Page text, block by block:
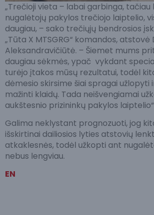
„Trečioji vieta – labai garbinga, tačiau
nugalėtojų pakylos trečiojo laiptelio,
daugiau, – sako trečiųjų bendrosios
„Tūta X MTSGRG“ komandos, atstovė
Aleksandravičiūtė. – Šiemet mums
daugiau sėkmės, ypač vykdant
turėjo įtakos mūsų rezultatui, todėl
dėmesio skirsime šiai spragai užlopyti
mažinti klaidų. Tada neišvengiamai
aukštesnio prizininkų pakylos
Galima neklystant prognozuoti, jog
išskirtinai dailiosios lyties atstovių
atkaklesnės, todėl užkopti ant
nebus lengviau.
EN